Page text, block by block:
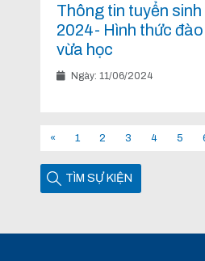
Thông tin tuyển sinh
2024- Hình thức
vừa học
Ngày: 11/06/2024
« 1 2 3 4 5
TÌM SỰ KIỆN